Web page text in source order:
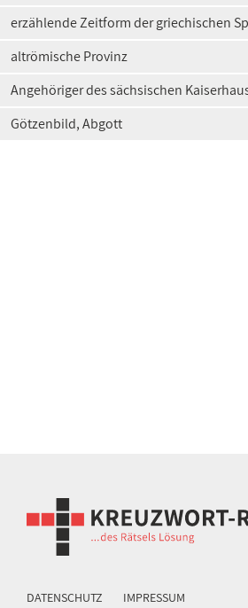
erzählende Zeitform der griechischen
altrömische Provinz
Angehöriger des sächsischen
Götzenbild, Abgott
DATENSCHUTZ IMPRESSUM